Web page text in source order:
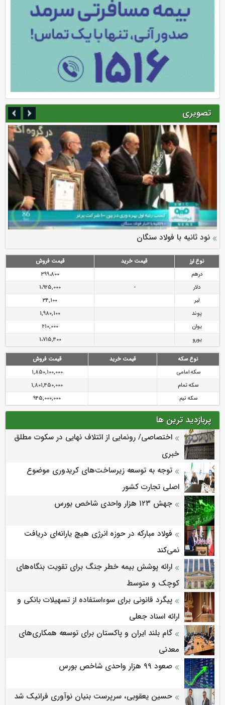
تصویری
ارزش سهام عدالت بالا رفت
سرمایه بیمه کوثر به ۴ همت می‌رسد
نود ثانیه با فولاد سنگان
تقدیر دبیرکل سندیکای بیمه گران ایران از اقدامات مدیرعامل بیمه
رازی
توصیه های رئیس پلیس فتا به مشتریان بانک ها در مورد
پیشگیری از سرقت های مجازی
نوع ارز قیمت خرید
قیمت فروش
درهم
399،800
دلار
-
1،925,000
لیر
34,100
پوند
1,980,100
یوان
210,000
یورو
1،715,400
نوع سکه قیمت خرید
قیمت فروش
سکه امامی
1,850,100,000
سکه تمام
1,801,450,000
سکه نیم
945,000,000
پربازدید ترین ها
اختصاصی/ رونمایی از ائتلاف‌ نهایی در سکوت مطلق
خبری
توجه به توسعه زیرساخت‌های کریدوری موضوع
اصلی تجارت کشور
جهش ۱۲۳ هزار واحدی شاخص بورس
فولاد مبارکه در حوزه انرژی هیچ یارانه‌ای دریافت
نمی‌کند
ارائه پوشش بیمه خطر جنگ برای تقویت بنگاه‌های
کوچک و متوسط
پیگرد قانونی برای سوءاستفاده از تسهیلات بانکی و
ارائه اسناد جعلی
گام بلند ایران و پاکستان برای توسعه همکاری‌های
معدنی
صعود ۹۹ هزار واحدی شاخص بورس
حسین یعقوبی، سرپرست بنیان نوآوری فرانیک شد